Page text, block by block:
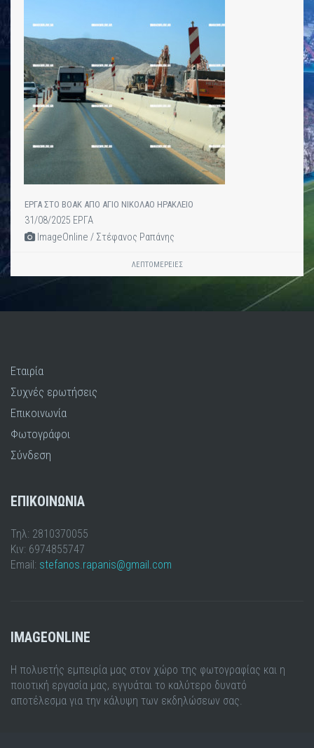
ΕΡΓΑ ΣΤΟ ΒΟΑΚ ΑΠΟ ΑΓΙΟ ΝΙΚΟΛΑΟ ΗΡΑΚΛΕΙΟ
31/08/2025 ΕΡΓΑ
ImageOnline / Στέφανος Ραπάνης
ΛΕΠΤΟΜΈΡΕΙΕΣ
Εταιρία
Συχνές ερωτήσεις
Επικοινωνία
Φωτογράφοι
Σύνδεση
ΕΠΙΚΟΙΝΩΝΙΑ
Τηλ: 2810370055
Κιν: 6974855747
Email: stefanos.rapanis@gmail.com
IMAGEONLINE
Η πολυετής εμπειρία μας στον χώρο της φωτογραφίας και η
ποιοτική εργασία μας, εγγυάται το καλύτερο δυνατό
αποτέλεσμα για την κάλυψη των εκδηλώσεων σας.